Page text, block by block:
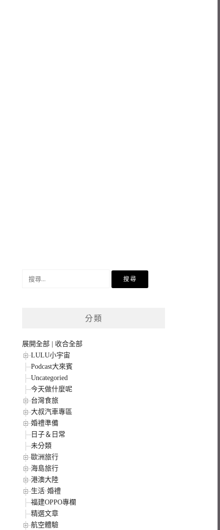
分類
展開全部
收合全部
LULU小宇宙
Podcast大來賓
Uncategoried
今天做什麼呢
台灣食旅
大叔汽車專區
婚禮準備
日子＆日常
未分類
歐洲旅行
海島旅行
港澳大陸
生活·婚禮
福建OPPO專欄
精選文章
航空體驗